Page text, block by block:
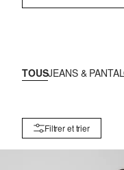
TOUSJEANS &
Filtrer et trier